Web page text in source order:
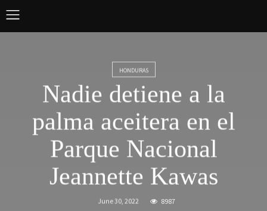
HONDURAS
Nadie detiene a la
palma aceitera en el
Parque Nacional
Jeannette Kawas
June 30, 2022 8987